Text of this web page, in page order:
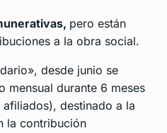
pero están
a la obra social.
desde junio se
mensual durante 6 meses
destinado a la
la contribución